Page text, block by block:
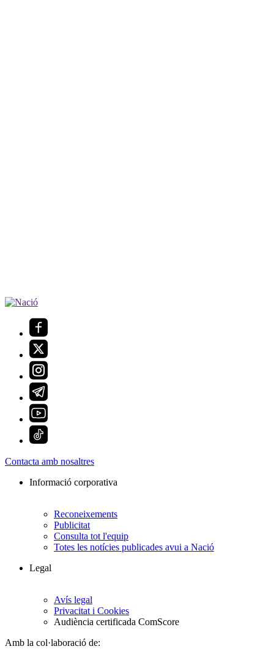
Contacta amb nosaltres
Informació corporativa
Reconeixements
Publicitat
Consulta tot l'equip
Totes les notícies publicades avui a Nació
Legal
Avís legal
Privacitat i Cookies
Audiència certificada ComScore
Amb la col·laboració de: